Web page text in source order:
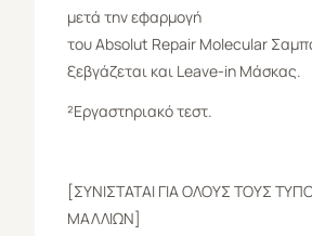
μετά την εφαρμογή
του Absolut Repair Molecular
ξεβγάζεται και Leave-in Μάσκας.
²Εργαστηριακό τεστ.
[ΣΥΝΙΣΤΑΤΑΙ ΓΙΑ ΟΛΟΥΣ ΤΟΥΣ
ΜΑΛΛΙΩΝ]